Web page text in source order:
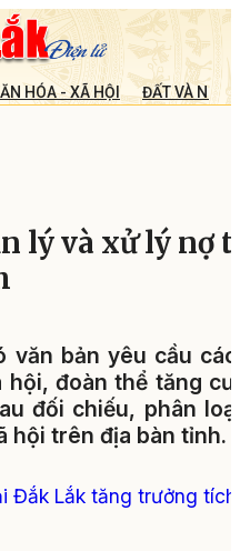
HÓA - XÃ HỘI ĐẤT VÀ
lý và xử lý nợ
văn bản yêu cầu
hội, đoàn thể tăng
đối chiếu, phân
hội trên địa bàn tỉnh.
Đắk Lắk tăng trưởng tích